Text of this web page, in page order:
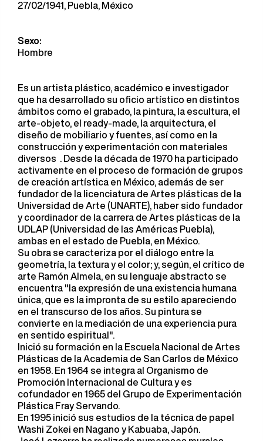
27/02/1941, Puebla, México
Sexo:
Hombre
Es un artista plástico, académico e investigador
que ha desarrollado su oficio artístico en distintos
ámbitos como el grabado, la pintura, la escultura, el
arte-objeto, el ready-made, la arquitectura, el
diseño de mobiliario y fuentes, así como en la
construcción y experimentación con materiales
diversos ​ . Desde la década de 1970 ha participado
activamente en el proceso de formación de grupos
de creación artística en México, además de ser
fundador de la licenciatura de Artes plásticas de la
Universidad de Arte (UNARTE), haber sido fundador
y coordinador de la carrera de Artes plásticas de la
UDLAP (Universidad de las Américas Puebla),
ambas en el estado de Puebla, en México.
Su obra se caracteriza por el diálogo entre la
geometría, la textura y el color; y, según, el crítico de
arte Ramón Almela, en su lenguaje abstracto se
encuentra "la expresión de una existencia humana
única, que es la impronta de su estilo apareciendo
en el transcurso de los años. Su pintura se
convierte en la mediación de una experiencia pura
en sentido espiritual".​
Inició su formación en la Escuela Nacional de Artes
Plásticas de la Academia de San Carlos de México
en 1958. En 1964 se integra al Organismo de
Promoción Internacional de Cultura y es
cofundador en 1965 del Grupo de Experimentación
Plástica Fray Servando.​
En 1995 inició sus estudios de la técnica de papel
Washi Zokei en Nagano y Kabuaba, Japón.​